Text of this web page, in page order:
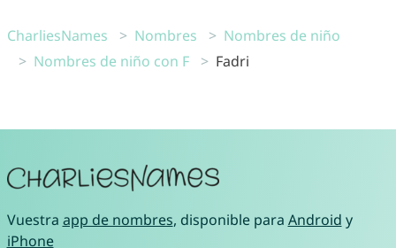
CharliesNames Nombres
Nombres de niño
Nombres de niño con F
Fadri
Vuestra app de nombres, disponible para Android y
iPhone